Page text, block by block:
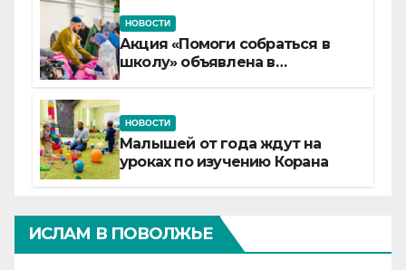
НОВОСТИ
Акция «Помоги собраться в
школу» объявлена в
НОВОСТИ
Малышей от года ждут на
уроках по изучению Корана
ИСЛАМ В ПОВОЛЖЬЕ